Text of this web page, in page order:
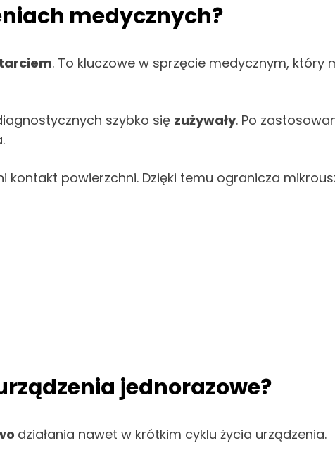
medycznych?
. To kluczowe w sprzęcie medycznym, który
szybko się zużywały. Po
kontakt powierzchni. Dzięki temu ogranicza
jednorazowe?
działania nawet w krótkim cyklu życia urządzenia.